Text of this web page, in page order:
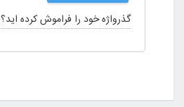
گذرواژه خود را فراموش کرده اید؟